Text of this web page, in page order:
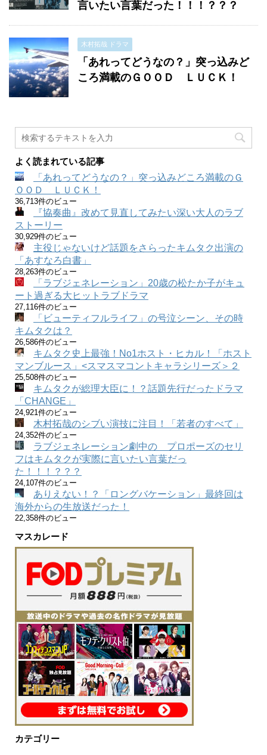
言いたい言葉だった！！！？？？
木村拓哉 ドラマ
「あれってどうなの？」突っ込みど
ころ満載のＧＯＯＤ ＬＵＣＫ！
よく読まれている記事
「あれってどうなの？」突っ込みどころ満載のＧ
ＯＯＤ ＬＵＣＫ！
36,713件のビュー
『協奏曲』改めて見直してみたい深い大人のラブ
ストーリー
30,929件のビュー
主役じゃないけど話題をさらったキムタク出演の
「あすなろ白書」
28,263件のビュー
「ラブジェネレーション」20歳の松たか子がキュ
ート過ぎる大ヒットラブドラマ
27,116件のビュー
「ビューティフルライフ」の号泣シーン、その時
キムタクは？
26,586件のビュー
キムタク史上最強！No1ホスト・ヒカル！「ホスト
マンブルース」<スマスマコントキャラシリーズ＞２
25,508件のビュー
キムタクが総理大臣に！？話題先行だったドラマ
「CHANGE」
24,921件のビュー
木村拓哉のシブい演技に注目！「若者のすべて」
24,352件のビュー
ラブジェネレーション劇中の プロポーズのセリ
フはキムタクが実際に言いたい言葉だっ
た！！！？？？
24,107件のビュー
ありえない！？「ロングバケーション」最終回は
海外からの生放送だった！
22,358件のビュー
マスカレード
カテゴリー